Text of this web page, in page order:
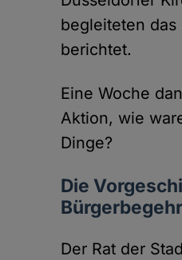
begleiteten
berichtet.
Eine Woche
Aktion, wie
Dinge?
Die
Der Rat der